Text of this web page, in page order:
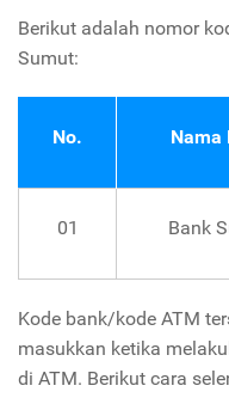
Berikut adalah nomor
Sumut:
No. Nama
01 Bank
Kode bank/kode ATM
masukkan ketika
di ATM. Berikut cara